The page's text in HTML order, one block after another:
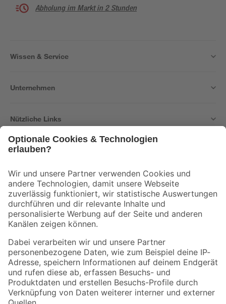
Abholung im Markt in 2 Stunden
Wissen & Service
Unternehmen
Nützliche Links
Der toom Newsletter: Keine Angebote und Aktionen mehr verpassen!
Zur Newsletter Anmeldung
Folge uns
Zahlungsarten Versandarten